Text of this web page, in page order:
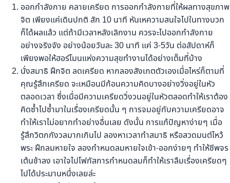
ออกกำลังกาย คลายเครียด การออกกำลังกายที่ให้ผลทางสุขภาพ
จิต เพียงแค่เดินปกติ สัก 10 นาที หันเหความสนใจไปในทางบวก
ก็ได้ผลแล้ว แต่ถ้ามีเวลาหลังเลิกงาน ควรจะไปออกกำลังกาย
อย่างจริงจัง อย่างน้อยวันละ 30 นาที แค่ 3-5วัน ต่อสัปดาห์ก็
เพียงพอให้ฮอร์โมนแห่งความสุขทำงานได้อย่างเต็มที่บ้าง
นั่งสมาธิ ฝึกจิต ลดเครียด หากลองสังเกตตัวเองเมื่อไหร่ก็ตามที่
คุณรู้สึกเครียด จะเหมือนมีก้อนความคิดบางอย่างวิ่งอยู่ในหัว
ตลอดเวลา ซึ่งเมื่อมีความเครียดวิ่งวนอยู่ในหัวตลอดทำให้เราต้อง
คิดซ้ำไปซ้ำมาในเรื่องเครียดนั้น ๆ การจมอยู่กับความเครียดอาจ
ทำให้เราไม่อยากทำอย่างอื่นเลย ดังนั้น การแก้ปัญหาง่ายๆ เมื่อ
รู้สึกวิตกกังวลมากเกินไป ลองหาเวลาทำสมาธิ หรือสวดมนต์ไหว้
พระ ฝึกลมหายใจ ลองกำหนดลมหายใจเข้า-ออกง่ายๆ ทำให้ชีพจร
เต้นช้าลง เอาใจไปโฟกัสการกำหนดลมก็ทำให้เราลืมเรื่องเครียดๆ
ไปได้ประมานหนึ่งเลยล่ะ